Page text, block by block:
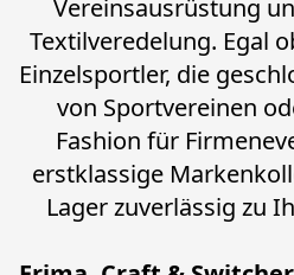
Vereinsausrüstung
Textilveredelung. Egal
Einzelsportler, die
von Sportvereinen
Fashion für
erstklassige
Lager zuverlässig zu